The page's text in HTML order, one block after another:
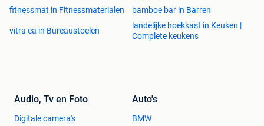
fitnessmat in Fitnessmaterialen
bamboe bar in Barren
vitra ea in Bureaustoelen
landelijke hoekkast in Keuken |
Complete keukens
Audio, Tv en Foto
Digitale camera's
Auto's
BMW